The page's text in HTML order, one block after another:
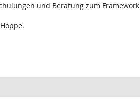
und Beratung zum Framework